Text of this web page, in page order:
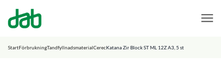
DAB Dental
StartFörbrukningTandfyllnadsmaterialCerecKatana Zir Block ST ML 12Z A3, 5 st